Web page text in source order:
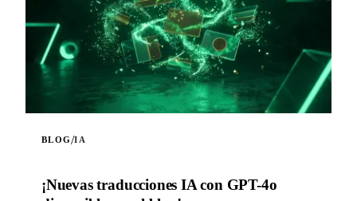
BLOG/IA
¡Nuevas traducciones IA con GPT-4o